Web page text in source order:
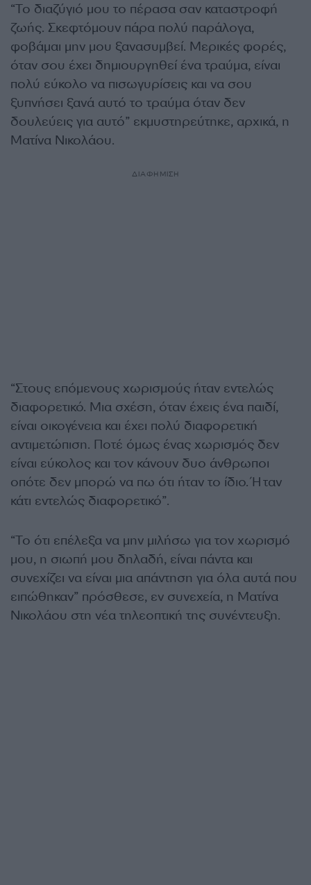
“Το διαζύγιό μου το πέρασα σαν καταστροφή
ζωής. Σκεφτόμουν πάρα πολύ παράλογα,
φοβάμαι μην μου ξανασυμβεί. Μερικές φορές,
όταν σου έχει δημιουργηθεί ένα τραύμα, είναι
πολύ εύκολο να πισωγυρίσεις και να σου
ξυπνήσει ξανά αυτό το τραύμα όταν δεν
δουλεύεις για αυτό” εκμυστηρεύτηκε, αρχικά, η
Ματίνα Νικολάου.
ΔΙΑΦΗΜΙΣΗ
“Στους επόμενους χωρισμούς ήταν εντελώς
διαφορετικό. Μια σχέση, όταν έχεις ένα παιδί,
είναι οικογένεια και έχει πολύ διαφορετική
αντιμετώπιση. Ποτέ όμως ένας χωρισμός δεν
είναι εύκολος και τον κάνουν δυο άνθρωποι
οπότε δεν μπορώ να πω ότι ήταν το ίδιο. Ήταν
κάτι εντελώς διαφορετικό”.
“Το ότι επέλεξα να μην μιλήσω για τον χωρισμό
μου, η σιωπή μου δηλαδή, είναι πάντα και
συνεχίζει να είναι μια απάντηση για όλα αυτά που
ειπώθηκαν” πρόσθεσε, εν συνεχεία, η Ματίνα
Νικολάου στη νέα τηλεοπτική της συνέντευξη.